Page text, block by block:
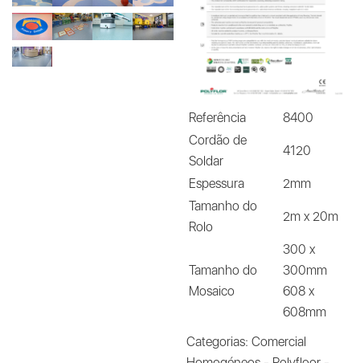
Referência
8400
Cordão de
Soldar
4120
Espessura
2mm
Tamanho do
Rolo
2m x 20m
Tamanho do
Mosaico
300 x
300mm
608 x
608mm
Categorias:Comercial